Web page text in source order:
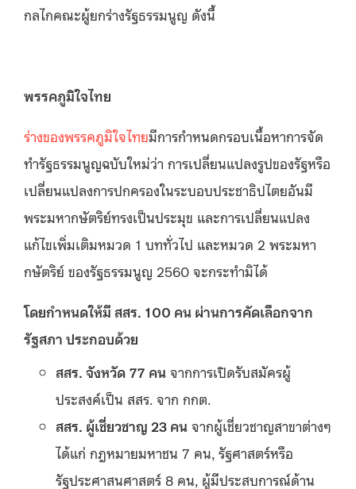
กลไกคณะผู้ยกร่างรัฐธรรมนูญ ดังนี้
พรรคภูมิใจไทย
ร่างของพรรคภูมิใจไทยมีการกำหนดกรอบเนื้อหาการจัด
ทำรัฐธรรมนูญฉบับใหม่ว่า การเปลี่ยนแปลงรูปของรัฐหรือ
เปลี่ยนแปลงการปกครองในระบอบประชาธิปไตยอันมี
พระมหากษัตริย์ทรงเป็นประมุข และการเปลี่ยนแปลง
แก้ไขเพิ่มเติมหมวด 1 บททั่วไป และหมวด 2 พระมหา
กษัตริย์ ของรัฐธรรมนูญ 2560 จะกระทำมิได้
โดยกำหนดให้มี สสร. 100 คน ผ่านการคัดเลือกจาก
รัฐสภา ประกอบด้วย
สสร. จังหวัด 77 คน จากการเปิดรับสมัครผู้
ประสงค์เป็น สสร. จาก กกต.
สสร. ผู้เชี่ยวชาญ 23 คน จากผู้เชี่ยวชาญสาขาต่างๆ
ได้แก่ กฎหมายมหาชน 7 คน, รัฐศาสตร์หรือ
รัฐประศาสนศาสตร์ 8 คน, ผู้มีประสบการณ์ด้าน